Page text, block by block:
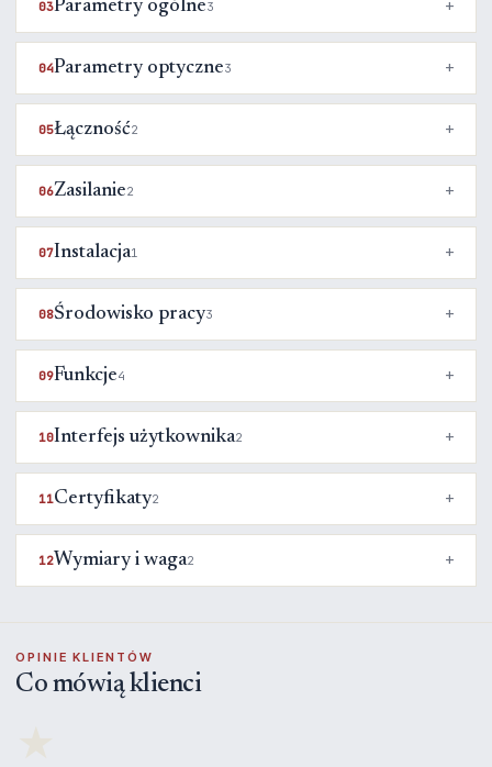
03Parametry ogólne3
04Parametry optyczne3
05Łączność2
06Zasilanie2
07Instalacja1
08Środowisko pracy3
09Funkcje4
10Interfejs użytkownika2
11Certyfikaty2
12Wymiary i waga2
OPINIE KLIENTÓW
Co mówią klienci